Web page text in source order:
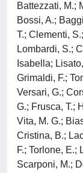
Battezzati, M.;
Bossi, A.;
T.; Clementi,
Lombardi, S.;
Isabella;
Grimaldi, F.;
Versari, G.;
G.; Frusca, T.;
Vita, M. G.;
Cristina, B.;
F.; Torlone,
Scarponi, M.;